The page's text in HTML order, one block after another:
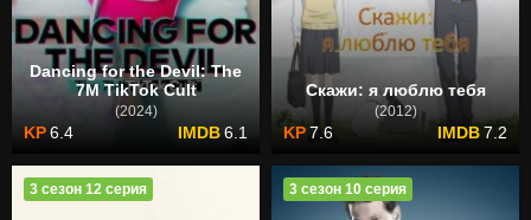
Dancing for the Devil: The
7M TikTok Cult
(2024)
6.4 6.1
Скажи: я люблю тебя
(2012)
7.6 7.2
3 сезон 12 серия 3 сезон 10 серия